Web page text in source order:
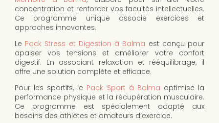
concentration et renforcer vos facultés intellectuelles.
Ce programme unique associe exercices et
approches innovantes.
Le Pack Stress et Digestion à Balma est conçu pour
apaiser vos tensions et améliorer votre confort
digestif. En associant relaxation et rééquilibrage, il
offre une solution complète et efficace.
Pour les sportifs, le Pack Sport à Balma optimise la
performance physique et la récupération musculaire.
Ce programme est spécialement adapté aux
besoins des athlètes et amateurs d’exercice.